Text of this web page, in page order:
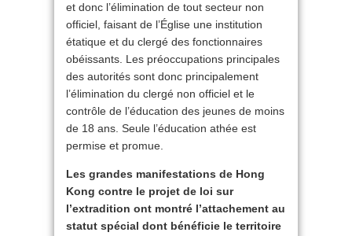
et donc l’élimination de tout secteur non
officiel, faisant de l’Église une institution
étatique et du clergé des fonctionnaires
obéissants. Les préoccupations principales
des autorités sont donc principalement
l’élimination du clergé non officiel et le
contrôle de l’éducation des jeunes de moins
de 18 ans. Seule l’éducation athée est
permise et promue.
Les grandes manifestations de Hong
Kong contre le projet de loi sur
l’extradition ont montré l’attachement au
statut spécial dont bénéficie le territoire